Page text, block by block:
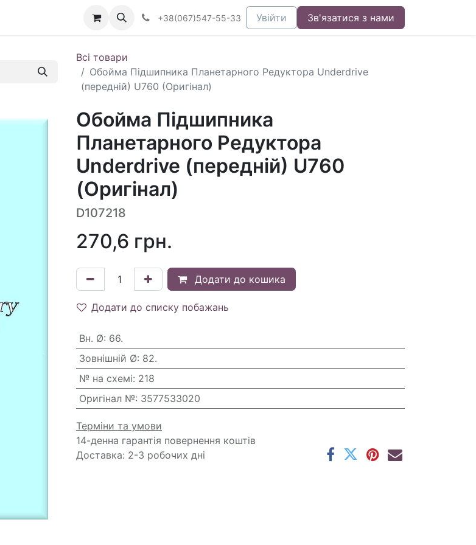
+38(067)547-55-33 Увійти Зв'язатися з нами
Всі товари
Обойма Підшипника Планетарного Редуктора Underdrive
(передній) U760 (Оригінал)
Обойма Підшипника
Планетарного Редуктора
Underdrive (передній) U760
(Оригінал)
D107218
270,6 грн.
Додати до кошика
Додати до списку побажань
Вн. Ø: 66.
Зовнішній Ø: 82.
№ на схемі: 218
Оригінал №: 3577533020
Терміни та умови
14-денна гарантія повернення коштів
Доставка: 2-3 робочих дні